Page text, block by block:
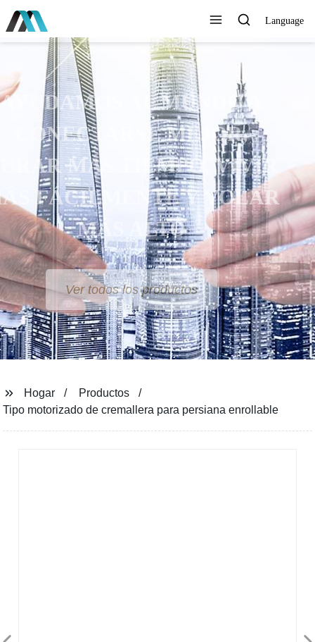
Language
AYUDAMOS AL MUNDO A
CONECTARSE MEJOR,
DURAR MÁS TIEMPO, VIVIR
MÁS FÁCILMENTE Y VOLAR
MÁS ALTO
Ver todos los productos
Hogar
Productos
Tipo motorizado de cremallera para persiana enrollable